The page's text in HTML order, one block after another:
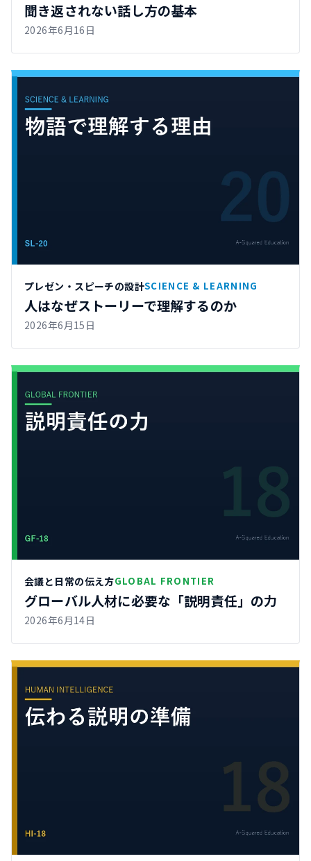
聞き返されない話し方の基本
2026年6月16日
プレゼン・スピーチの設計SCIENCE & LEARNING
人はなぜストーリーで理解するのか
2026年6月15日
会議と日常の伝え方GLOBAL FRONTIER
グローバル人材に必要な「説明責任」の力
2026年6月14日